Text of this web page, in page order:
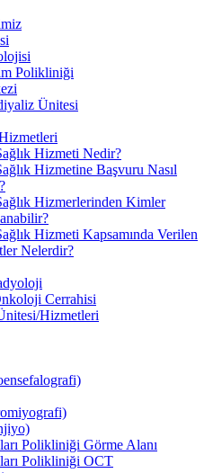
Polikliniği
Ünitesi
Hizmeti Nedir?
Hizmetine Başvuru Nasıl
Hizmerlerinden Kimler
Hizmeti Kapsamında Verilen
Nelerdir?
Cerrahisi
Hizmetleri
Polikliniği Görme Alanı
Polikliniği OCT